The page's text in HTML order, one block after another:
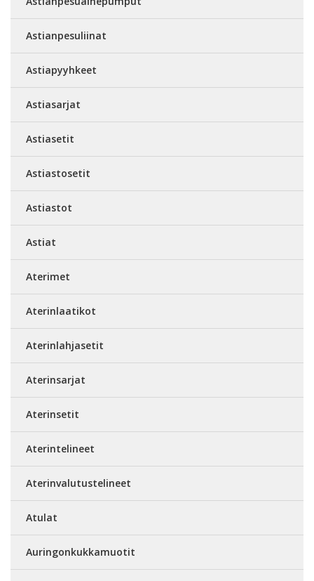
Astianpesuliinat
Astiapyyhkeet
Astiasarjat
Astiasetit
Astiastosetit
Astiastot
Astiat
Aterimet
Aterinlaatikot
Aterinlahjasetit
Aterinsarjat
Aterinsetit
Aterintelineet
Aterinvalutustelineet
Atulat
Auringonkukkamuotit